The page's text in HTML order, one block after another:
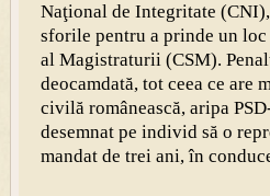
Naţional de Integritate
sforile pentru a prinde un
al Magistraturii (CSM).
deocamdată, tot ceea ce are
civilă românească, aripa
desemnat pe individ să o
mandat de trei ani, în